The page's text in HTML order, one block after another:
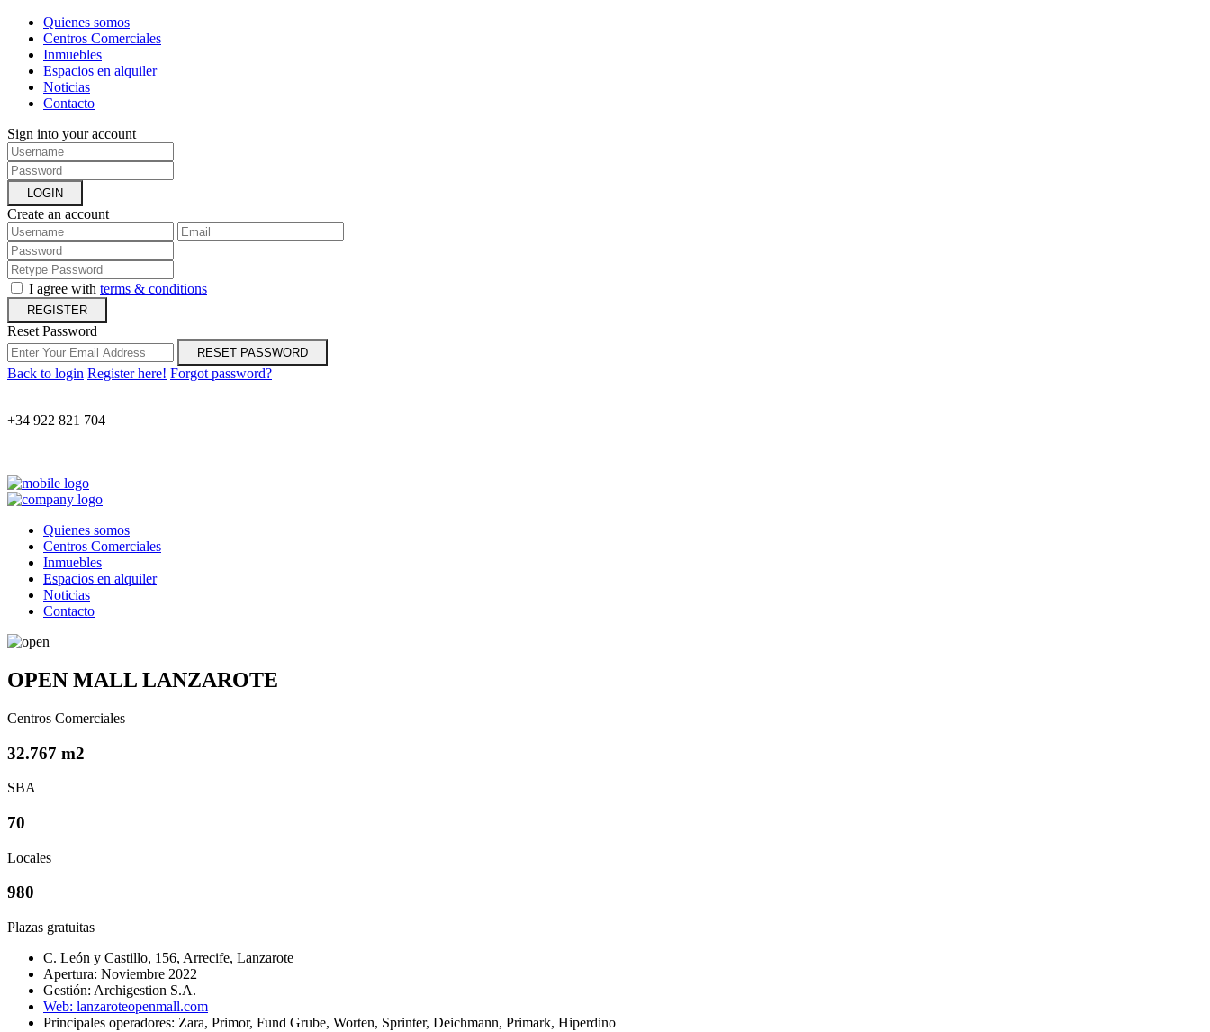
Quienes somos
Centros Comerciales
Inmuebles
Espacios en alquiler
Noticias
Contacto
Sign into your account
LOGIN
Create an account
I agree with terms & conditions
REGISTER
Reset Password
RESET PASSWORD
Back to login Register here! Forgot password?
+34 922 821 704
Quienes somos
Centros Comerciales
Inmuebles
Espacios en alquiler
Noticias
Contacto
OPEN MALL LANZAROTE
Centros Comerciales
32.767 m2
SBA
70
Locales
980
Plazas gratuitas
C. León y Castillo, 156, Arrecife, Lanzarote
Apertura: Noviembre 2022
Gestión: Archigestion S.A.
Web: lanzaroteopenmall.com
Principales operadores: Zara, Primor, Fund Grube, Worten, Sprinter, Deichmann, Primark, Hiperdino